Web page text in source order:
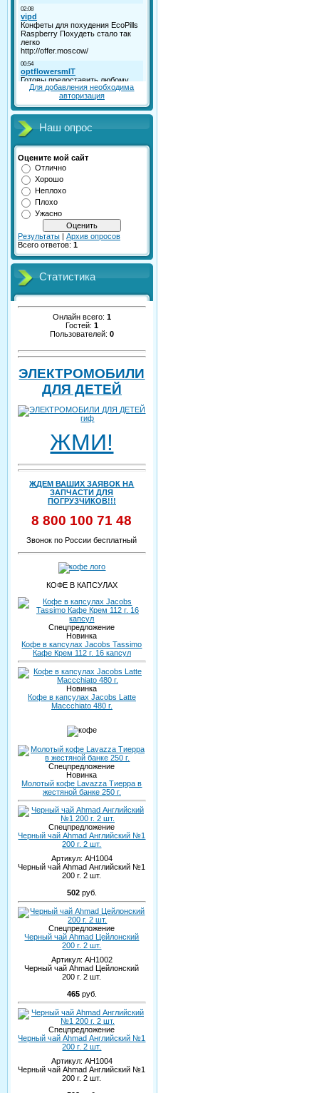
Для добавления необходима
авторизация
Наш опрос
Оцените мой сайт
Отлично
Хорошо
Неплохо
Плохо
Ужасно
Результаты | Архив опросов
Всего ответов: 1
Статистика
Онлайн всего: 1
Гостей: 1
Пользователей: 0
ЭЛЕКТРОМОБИЛИ
ДЛЯ ДЕТЕЙ
ЖМИ!
ЖДЕМ ВАШИХ ЗАЯВОК НА
ЗАПЧАСТИ ДЛЯ
ПОГРУЗЧИКОВ!!!
8 800 100 71 48
Звонок по России бесплатный
КОФЕ В КАПСУЛАХ
Спецпредложение
Новинка
Кофе в капсулах Jacobs Tassimo
Кафе Крем 112 г. 16 капсул
Новинка
Кофе в капсулах Jacobs Latte
Maccchiato 480 г.
Спецпредложение
Новинка
Молотый кофе Lavazza Тиерра в
жестяной банке 250 г.
Спецпредложение
Черный чай Ahmad Английский №1
200 г. 2 шт.
Артикул: AH1004
Черный чай Ahmad Английский №1
200 г. 2 шт.
502 руб.
Спецпредложение
Черный чай Ahmad Цейлонский
200 г. 2 шт.
Артикул: AH1002
Черный чай Ahmad Цейлонский
200 г. 2 шт.
465 руб.
Спецпредложение
Черный чай Ahmad Английский №1
200 г. 2 шт.
Артикул: AH1004
Черный чай Ahmad Английский №1
200 г. 2 шт.